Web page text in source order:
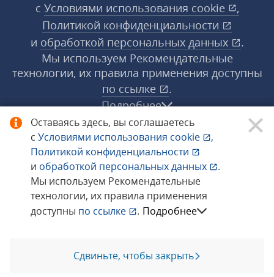
Оставаясь здесь, вы соглашаетесь
с Условиями использования cookie
,
Политикой конфиденциальности
и обработкой персональных данных
.
Мы используем Рекомендательные
технологии, их правила применения
доступны по ссылке . Подробнее
Сдвиньте, чтобы закрыть
с Условиями использования cookie
,
Политикой конфиденциальности
и обработкой персональных данных
.
Мы используем Рекомендательные
технологии, их правила применения доступны
по ссылке
.
Подробнее
© 1998−2026 «1С‑Рарус» ®. Все права
защищены.
Сообщить об ошибке
Позвоните мне